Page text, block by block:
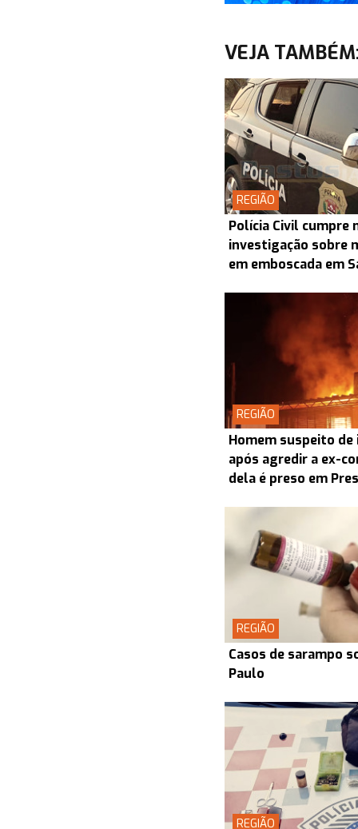
VEJA
REGIÃO
Polícia Civil cumpre
investigação sobre
em emboscada em
REGIÃO
Homem suspeito de
após agredir a ex-
dela é preso em
REGIÃO
Casos de sarampo
Paulo
REGIÃO